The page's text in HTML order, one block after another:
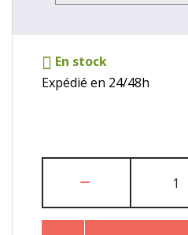
En stock
Expédié en 24/48h